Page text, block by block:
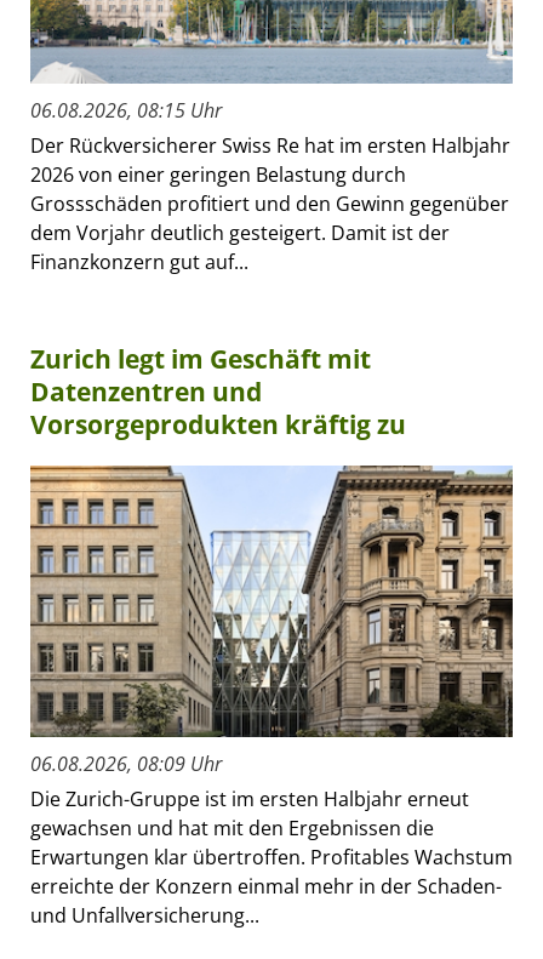
06.08.2026, 08:15 Uhr
Der Rückversicherer Swiss Re hat im ersten Halbjahr
2026 von einer geringen Belastung durch
Grossschäden profitiert und den Gewinn gegenüber
dem Vorjahr deutlich gesteigert. Damit ist der
Finanzkonzern gut auf...
Zurich legt im Geschäft mit
Datenzentren und
Vorsorgeprodukten kräftig zu
06.08.2026, 08:09 Uhr
Die Zurich-Gruppe ist im ersten Halbjahr erneut
gewachsen und hat mit den Ergebnissen die
Erwartungen klar übertroffen. Profitables Wachstum
erreichte der Konzern einmal mehr in der Schaden-
und Unfallversicherung...